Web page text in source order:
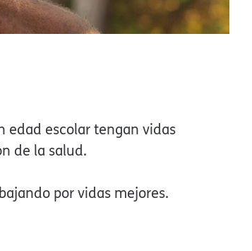
edad escolar tengan vidas
de la salud.​​
por vidas mejores.​​